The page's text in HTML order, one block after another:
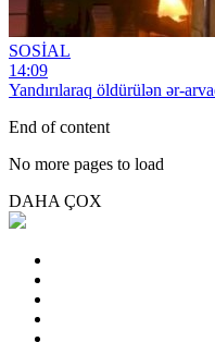
SOSİAL
14:09
Yandırılaraq öldürülən ər-
End of content
No more pages to load
DAHA ÇOX